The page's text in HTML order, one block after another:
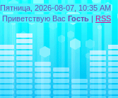
Пятница, 2026-08-07, 10:35 AM
Приветствую Вас Гость | RSS